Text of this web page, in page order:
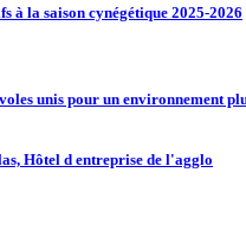
à la saison cynégétique 2025-2026
unis pour un environnement
Hôtel d entreprise de l'agglo